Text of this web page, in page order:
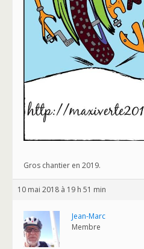
Gros chantier en 2019.
10 mai 2018 à 19 h 51 min
Jean-Marc
Membre